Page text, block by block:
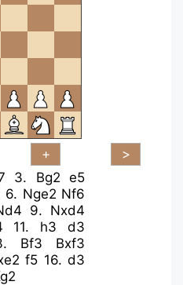
3. Bg2 e5
6. Nge2 Nf6
9. Nxd4
11. h3
d3
Bf3
Bxf3
f5 16.d3